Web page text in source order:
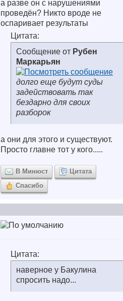
а разве он с нарушениями
проведён? Никто вроде не
оспаривает результаты
Цитата:
Сообщение от Рубен
Маркарьян
долго еще будут суды
задействовать так
бездарно для своих
разборок
а они для этого и существуют.
Просто главне тот у кого.....
В Минюст
Цитата
Спасибо
Цитата:
наверное у Бакулина
спросить надо...